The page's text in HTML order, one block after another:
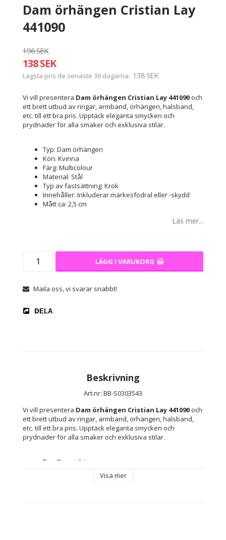
Dam örhängen Cristian Lay
441090
196 SEK
138 SEK
Lägsta pris de senaste 30 dagarna 138 SEK
Vi vill presentera Dam örhängen Cristian Lay 441090 och
ett brett utbud av ringar, armband, örhängen, halsband,
etc. till ett bra pris. Upptäck eleganta smycken och
prydnader för alla smaker och exklusiva stilar.
Typ: Dam örhängen
Kön: Kvinna
Färg: Multicolour
Material: Stål
Typ av fastsättning: Krok
Innehåller: Inkluderar märkesfodral eller -skydd
Mått ca: 2,5 cm
Läs mer...
LÄGG I VARUKORG
Maila oss, vi svarar snabbt!
DELA
Beskrivning
Art.nr: BB-S0303543
Vi vill presentera Dam örhängen Cristian Lay 441090 och
ett brett utbud av ringar, armband, örhängen, halsband,
etc. till ett bra pris. Upptäck eleganta smycken och
prydnader för alla smaker och exklusiva stilar.
Typ: Dam örhängen
Visa mer